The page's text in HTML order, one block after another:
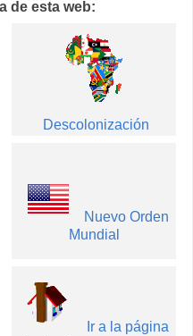
de esta web:
Descolonización
Nuevo Orden
Mundial
Ir a la página